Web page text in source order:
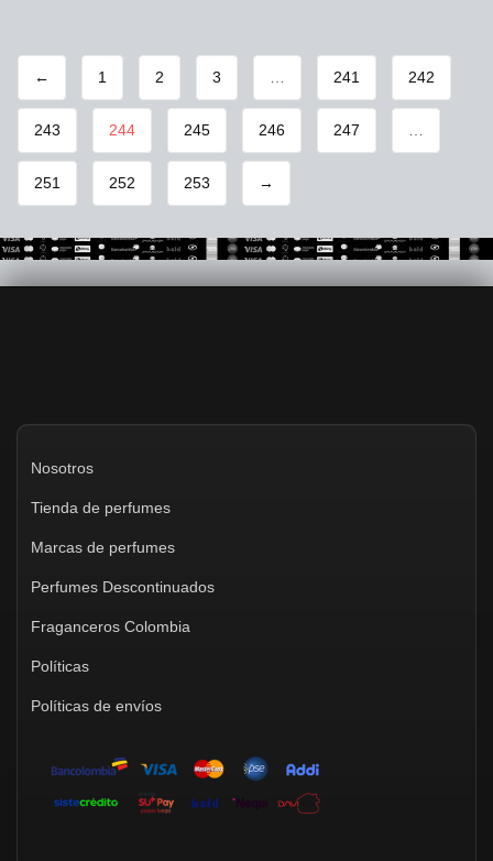
← 1 2 3 241 242
243 244 245 246 247
251 252 253 →
Nosotros
Tienda de perfumes
Marcas de perfumes
Perfumes Descontinuados
Fraganceros Colombia
Políticas
Políticas de envíos